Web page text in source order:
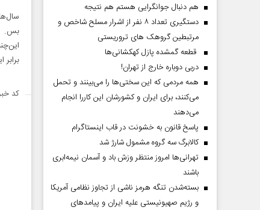
بس.
کد خبر:
هم دنبال جوانگرایی هستم هم نتیجه
دستگیری تعداد ۸ نفر از اشرار مسلح شاخص و
مرتبطین گروهک های تروریستی
قطعه گمشده پازل کهکشانی‌ها
دربی دوباره خارج از تهران!
همه مردمی که این سختی‌ها را می‌بینند و تحمل
می‌کنند، برای ایران و کشورشان این کاررا انجام
می‌دهند
پاسخ قانون به خشونت در قاب اینستاگرام
کالابرگ سه گروه مشمول شارژ شد
تهرانی‌ها امروز منتظر وزش باد و آسمان نیمه‌ابری
باشند
بسته‌شدن تنگه هرمز ناشی از تجاوز نظامی آمریکا
و رژیم صهیونیستی علیه ایران و پیامد‌های